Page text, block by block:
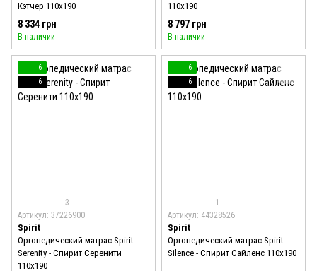
Кэтчер 110x190
8 334 грн
В наличии
110x190
8 797 грн
В наличии
6
6
3
Артикул: 37226900
Spirit
Ортопедический матрас Spirit
Serenity - Спирит Серенити
110x190
6
6
1
Артикул: 44328526
Spirit
Ортопедический матрас Spirit
Silence - Спирит Сайленс 110x190